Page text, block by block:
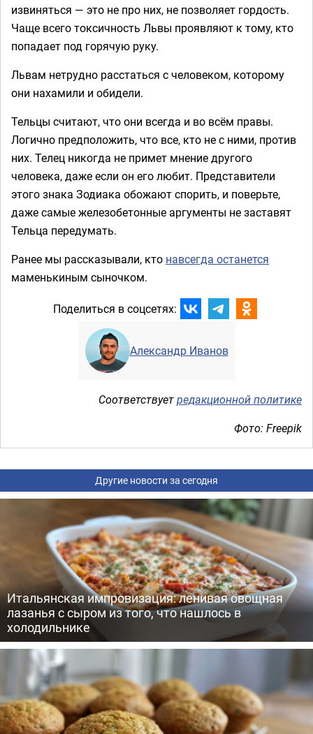
извиняться — это не про них, не позволяет гордость.
Чаще всего токсичность Львы проявляют к тому, кто
попадает под горячую руку.
Львам нетрудно расстаться с человеком, которому
они нахамили и обидели.
Тельцы считают, что они всегда и во всём правы.
Логично предположить, что все, кто не с ними, против
них. Телец никогда не примет мнение другого
человека, даже если он его любит. Представители
этого знака Зодиака обожают спорить, и поверьте,
даже самые железобетонные аргументы не заставят
Тельца передумать.
Ранее мы рассказывали, кто навсегда останется
маменькиным сыночком.
Поделиться в соцсетях:
Александр Иванов
Соответствуетредакционной политике
Фото: Freepik
Другие новости за сегодня
Итальянская импровизация: ленивая овощная
лазанья с сыром из того, что нашлось в
холодильнике